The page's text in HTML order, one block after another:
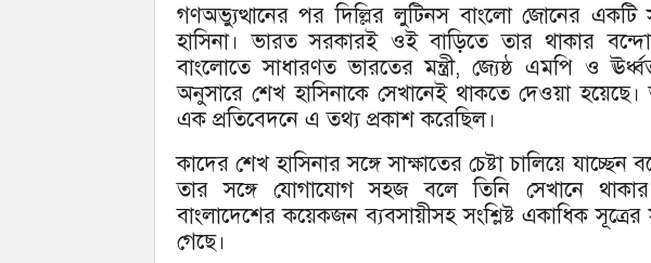
গণঅভ্যুত্থানের পর দিল্লির লুটিনস বাংলো জোনের একটি
হাসিনা। ভারত সরকারই ওই বাড়িতে তার থাকার
বাংলোতে সাধারণত ভারতের মন্ত্রী, জ্যেষ্ঠ এমপি ও
অনুসারে শেখ হাসিনাকে সেখানেই থাকতে দেওয়া হয়েছে।
এক প্রতিবেদনে এ তথ্য প্রকাশ করেছিল।
কাদের শেখ হাসিনার সঙ্গে সাক্ষাতের চেষ্টা চালিয়ে
তার সঙ্গে যোগাযোগ সহজ বলে তিনি সেখানে
বাংলাদেশের কয়েকজন ব্যবসায়ীসহ সংশ্লিষ্ট একাধিক
গেছে।